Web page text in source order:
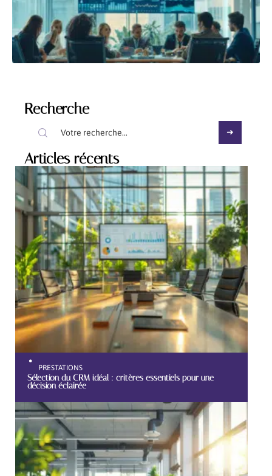
Recherche
Articles récents
PRESTATIONS
Sélection du CRM idéal : critères essentiels pour une
décision éclairée